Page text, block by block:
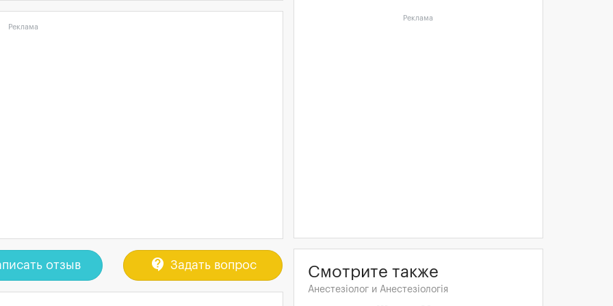
Реклама
отзыв contact_support Задать вопрос
Реклама
Смотрите также
Анестезіолог и Анестезіологія